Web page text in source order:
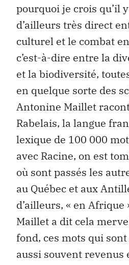
pourquoi je crois qu’il
d’ailleurs très direct
culturel et le combat
c’est-à-dire entre la
et la biodiversité,
en quelque sorte des
Antonine Maillet
Rabelais, la langue
lexique de 100 000
avec Racine, on est
où sont passés les
au Québec et aux
d’ailleurs, « en Afrique
Maillet a dit cela
fond, ces mots qui
aussi souvent revenus